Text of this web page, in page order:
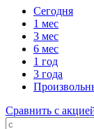
Сегодня
1 мес
3 мес
6 мес
1 год
3 года
Сравнить с